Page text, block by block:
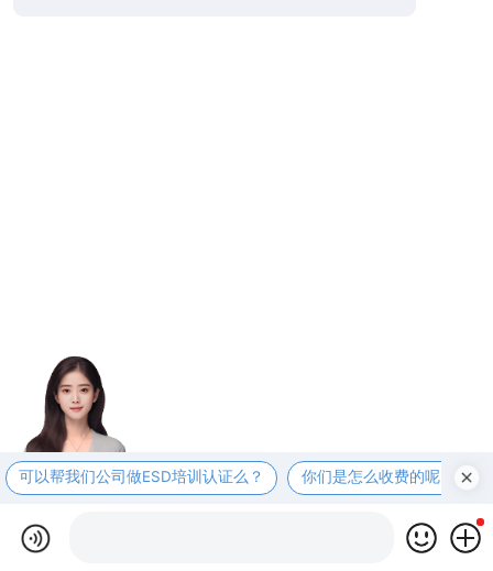
可以帮我们公司做ESD培训认证么？ 你们是怎么收费的呢？